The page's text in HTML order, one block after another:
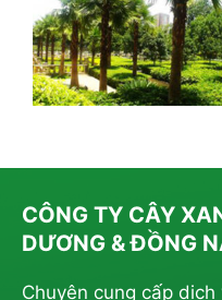
CÔNG TY CÂY
DƯƠNG & ĐỒNG
Chuyên cung cấp